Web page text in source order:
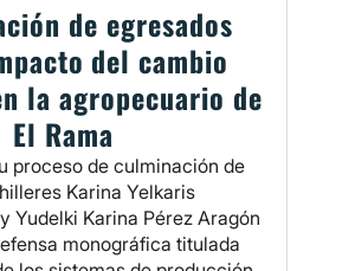
de egresados
del cambio
la agropecuario de
El Rama
proceso de culminación de
Karina Yelkaris
Yudelki Karina Pérez Aragón
monográfica titulada